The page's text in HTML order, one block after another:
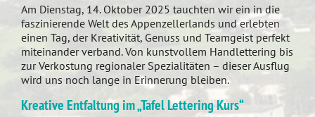
Am Dienstag, 14. Oktober 2025 tauchten wir ein in die
faszinierende Welt des Appenzellerlands und erlebten
einen Tag, der Kreativität, Genuss und Teamgeist perfekt
miteinander verband. Von kunstvollem Handlettering bis
zur Verkostung regionaler Spezialitäten – dieser Ausflug
wird uns noch lange in Erinnerung bleiben.
Kreative Entfaltung im „Tafel Lettering Kurs“